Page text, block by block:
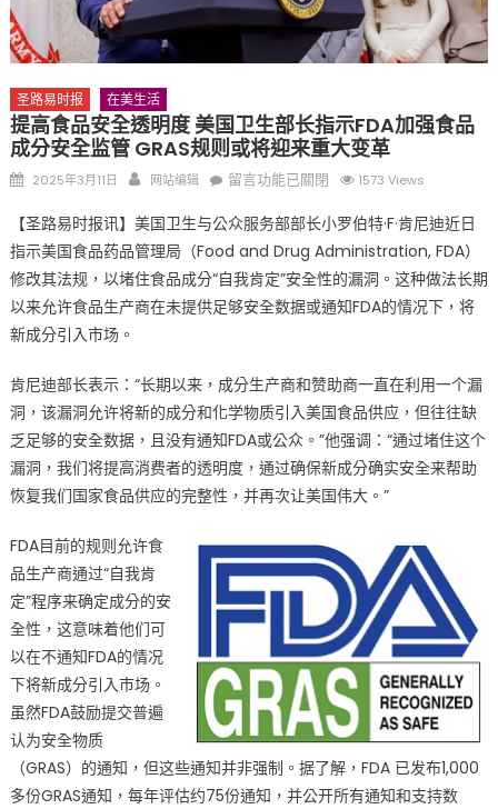
圣路易时报 在美生活
提高食品安全透明度 美国卫生部长指示FDA加强食品
成分安全监管 GRAS规则或将迎来重大变革
Posted
2025年3月11日 Author
网站编辑
在
高
食
品
安
明
度
美
国
生
长
指
示
加
强
食
品
成
分
留言功能已關閉 1573 Views
【圣路易时报讯】美国卫生与公众服务部部长小罗伯特·F·肯尼迪近日
指示美国食品药品管理局（Food and Drug Administration, FDA）
修改其法规，以堵住食品成分“自我肯定”安全性的漏洞。这种做法长期
以来允许食品生产商在未提供足够安全数据或通知FDA的情况下，将
新成分引入市场。
肯尼迪部长表示：“长期以来，成分生产商和赞助商一直在利用一个漏
洞，该漏洞允许将新的成分和化学物质引入美国食品供应，但往往缺
乏足够的安全数据，且没有通知FDA或公众。”他强调：“通过堵住这个
漏洞，我们将提高消费者的透明度，通过确保新成分确实安全来帮助
恢复我们国家食品供应的完整性，并再次让美国伟大。”
FDA目前的规则允许食
品生产商通过“自我肯
定”程序来确定成分的安
全性，这意味着他们可
以在不通知FDA的情况
下将新成分引入市场。
虽然FDA鼓励提交普遍
认为安全物质
（GRAS）的通知，但这些通知并非强制。据了解，FDA 已发布1,000
多份GRAS通知，每年评估约75份通知，并公开所有通知和支持数